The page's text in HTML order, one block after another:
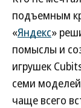
подъемным
«Яндекс»
помыслы и
игрушек
семи
чаще всего